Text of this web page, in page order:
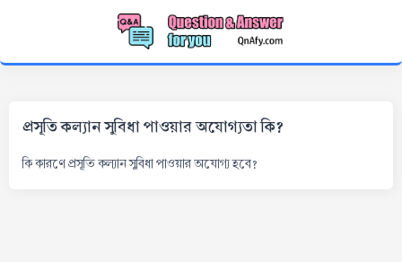
প্রসূতি কল্যান সুবিধা পাওয়ার অযোগ্যতা কি?
কি কারণে প্রসূতি কল্যান সুবিধা পাওয়ার অযোগ্য হবে?